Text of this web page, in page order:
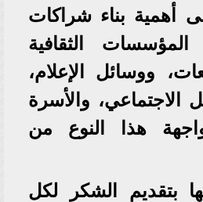
أهمية بناء شراكات
الثقافية
ووسائل الإعلام،
الاجتماعي، والأسرة
هذا النوع من
بتقديم الشكر لكل